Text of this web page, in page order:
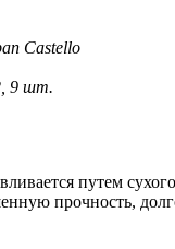
Castello
9 шт.
путем
прочность,